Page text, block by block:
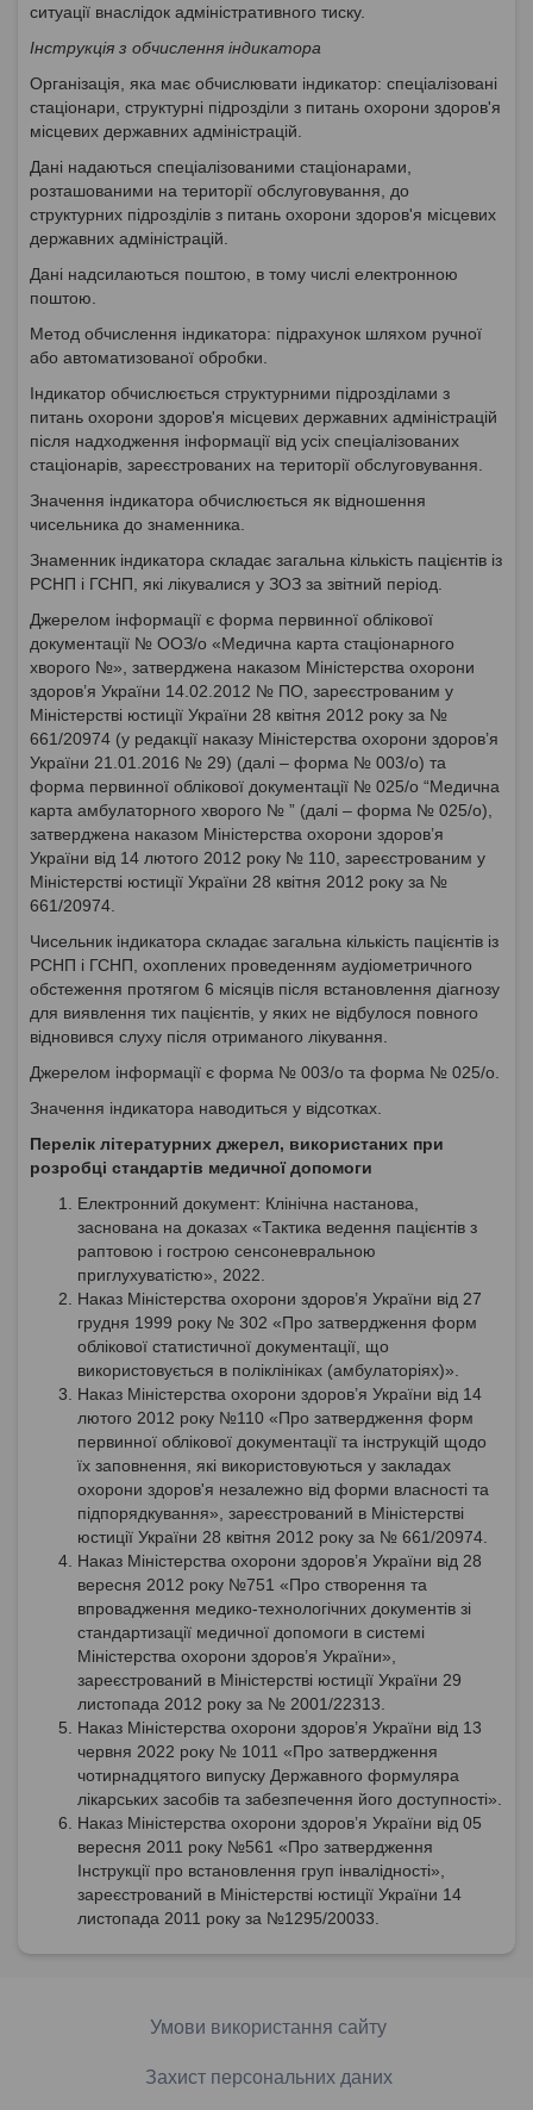
ситуації внаслідок адміністративного тиску.
Інструкція з обчислення індикатора
Організація, яка має обчислювати індикатор: спеціалізовані
стаціонари, структурні підрозділи з питань охорони здоров'я
місцевих державних адміністрацій.
Дані надаються спеціалізованими стаціонарами,
розташованими на території обслуговування, до
структурних підрозділів з питань охорони здоров'я місцевих
державних адміністрацій.
Дані надсилаються поштою, в тому числі електронною
поштою.
Метод обчислення індикатора: підрахунок шляхом ручної
або автоматизованої обробки.
Індикатор обчислюється структурними підрозділами з
питань охорони здоров'я місцевих державних адміністрацій
після надходження інформації від усіх спеціалізованих
стаціонарів, зареєстрованих на території обслуговування.
Значення індикатора обчислюється як відношення
чисельника до знаменника.
Знаменник індикатора складає загальна кількість пацієнтів із
РСНП і ГСНП, які лікувалися у ЗОЗ за звітний період.
Джерелом інформації є форма первинної облікової
документації № ООЗ/о «Медична карта стаціонарного
хворого №», затверджена наказом Міністерства охорони
здоров’я України 14.02.2012 № ПО, зареєстрованим у
Міністерстві юстиції України 28 квітня 2012 року за №
661/20974 (у редакції наказу Міністерства охорони здоров’я
України 21.01.2016 № 29) (далі – форма № 003/о) та
форма первинної облікової документації № 025/о “Медична
карта амбулаторного хворого № ” (далі – форма № 025/о),
затверджена наказом Міністерства охорони здоров’я
України від 14 лютого 2012 року № 110, зареєстрованим у
Міністерстві юстиції України 28 квітня 2012 року за №
661/20974.
Чисельник індикатора складає загальна кількість пацієнтів із
РСНП і ГСНП, охоплених проведенням аудіометричного
обстеження протягом 6 місяців після встановлення діагнозу
для виявлення тих пацієнтів, у яких не відбулося повного
відновився слуху після отриманого лікування.
Джерелом інформації є форма № 003/о та форма № 025/о.
Значення індикатора наводиться у відсотках.
Перелік літературних джерел, використаних при
розробці стандартів медичної допомоги
Електронний документ: Клінічна настанова,
заснована на доказах «Тактика ведення пацієнтів з
раптовою і гострою сенсоневральною
приглухуватістю», 2022.
Наказ Міністерства охорони здоров’я України від 27
грудня 1999 року № 302 «Про затвердження форм
облікової статистичної документації, що
використовується в поліклініках (амбулаторіях)».
Наказ Міністерства охорони здоров’я України від 14
лютого 2012 року №110 «Про затвердження форм
первинної облікової документації та інструкцій щодо
їх заповнення, які використовуються у закладах
охорони здоров'я незалежно від форми власності та
підпорядкування», зареєстрований в Міністерстві
юстиції України 28 квітня 2012 року за № 661/20974.
Наказ Міністерства охорони здоров’я України від 28
вересня 2012 року №751 «Про створення та
впровадження медико-технологічних документів зі
стандартизації медичної допомоги в системі
Міністерства охорони здоров’я України»,
зареєстрований в Міністерстві юстиції України 29
листопада 2012 року за № 2001/22313.
Наказ Міністерства охорони здоров’я України від 13
червня 2022 року № 1011 «Про затвердження
чотирнадцятого випуску Державного формуляра
лікарських засобів та забезпечення його доступності».
Наказ Міністерства охорони здоров’я України від 05
вересня 2011 року №561 «Про затвердження
Інструкції про встановлення груп інвалідності»,
зареєстрований в Міністерстві юстиції України 14
листопада 2011 року за №1295/20033.
Умови використання сайту
Захист персональних даних